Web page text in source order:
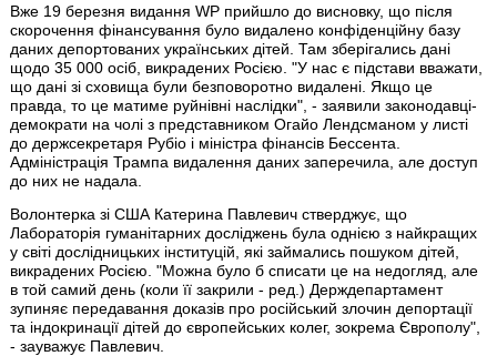
Вже 19 березня видання WP прийшло до висновку, що після
скорочення фінансування було видалено конфіденційну базу
даних депортованих українських дітей. Там зберігались дані
щодо 35 000 осіб, викрадених Росією. "У нас є підстави вважати,
що дані зі сховища були безповоротно видалені. Якщо це
правда, то це матиме руйнівні наслідки", - заявили законодавці-
демократи на чолі з представником Огайо Лендсманом у листі
до держсекретаря Рубіо і міністра фінансів Бессента.
Адміністрація Трампа видалення даних заперечила, але доступ
до них не надала.
Волонтерка зі США Катерина Павлевич стверджує, що
Лабораторія гуманітарних досліджень була однією з найкращих
у світі дослідницьких інституцій, які займались пошуком дітей,
викрадених Росією. "Можна було б списати це на недогляд, але
в той самий день (коли її закрили - ред.) Держдепартамент
зупиняє передавання доказів про російський злочин депортації
та індокринації дітей до європейських колег, зокрема Європолу",
- зауважує Павлевич.